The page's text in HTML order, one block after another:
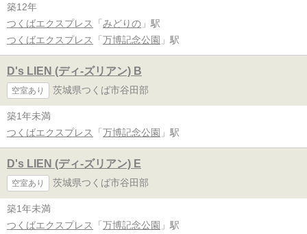
築12年
つくばエクスプレス
「 みどりの 」駅
つくばエクスプレス
「 万博記念公園 」駅
D's LIEN (ディ-ズリアン) B
空室あり 茨城県つくば市谷田部
築1年未満
つくばエクスプレス
「 万博記念公園 」駅
D's LIEN (ディ-ズリアン) E
空室あり 茨城県つくば市谷田部
築1年未満
つくばエクスプレス
「 万博記念公園 」駅